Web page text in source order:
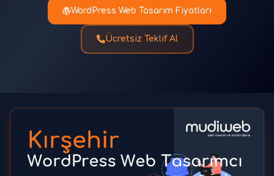
WordPress Web Tasarım Fiyatları
Ücretsiz Teklif Al